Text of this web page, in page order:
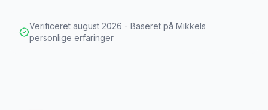
Verificeret august 2026 - Baseret på Mikkels
personlige erfaringer